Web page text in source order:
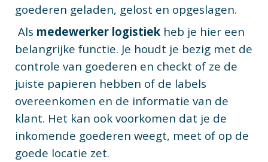
goederen geladen, gelost en opgeslagen.
Als medewerker logistiek heb je hier een
belangrijke functie. Je houdt je bezig met de
controle van goederen en checkt of ze de
juiste papieren hebben of de labels
overeenkomen en de informatie van de
klant. Het kan ook voorkomen dat je de
inkomende goederen weegt, meet of op de
goede locatie zet.